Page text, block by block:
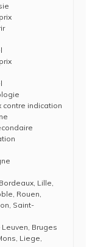
indication
Lille,
Rouen,
Saint-
Bruges
Liege,